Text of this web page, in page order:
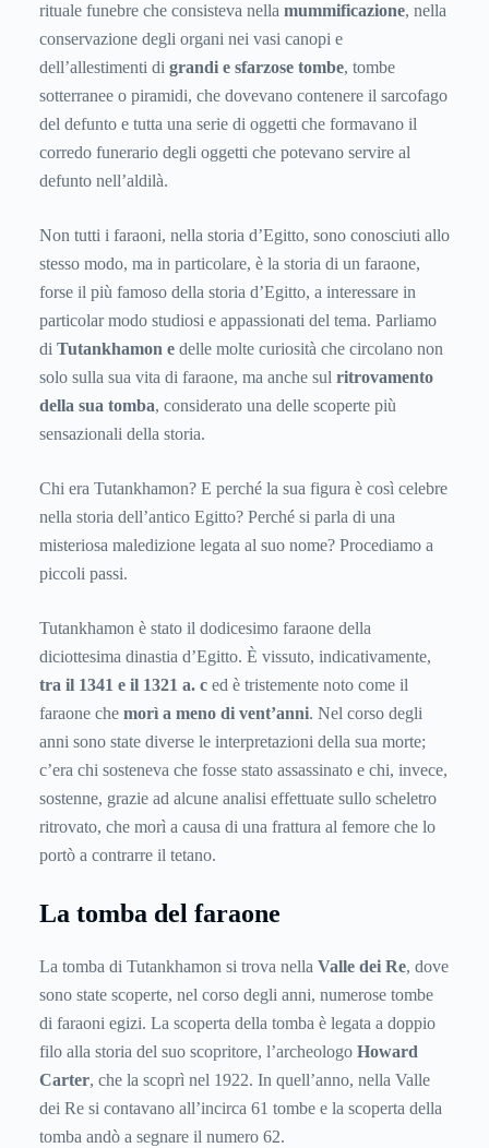
rituale funebre che consisteva nella mummificazione, nella
conservazione degli organi nei vasi canopi e
dell’allestimenti di grandi e sfarzose tombe, tombe
sotterranee o piramidi, che dovevano contenere il sarcofago
del defunto e tutta una serie di oggetti che formavano il
corredo funerario degli oggetti che potevano servire al
defunto nell’aldilà.
Non tutti i faraoni, nella storia d’Egitto, sono conosciuti allo
stesso modo, ma in particolare, è la storia di un faraone,
forse il più famoso della storia d’Egitto, a interessare in
particolar modo studiosi e appassionati del tema. Parliamo
di Tutankhamon e delle molte curiosità che circolano non
solo sulla sua vita di faraone, ma anche sul ritrovamento
della sua tomba, considerato una delle scoperte più
sensazionali della storia.
Chi era Tutankhamon? E perché la sua figura è così celebre
nella storia dell’antico Egitto? Perché si parla di una
misteriosa maledizione legata al suo nome? Procediamo a
piccoli passi.
Tutankhamon è stato il dodicesimo faraone della
diciottesima dinastia d’Egitto. È vissuto, indicativamente,
tra il 1341 e il 1321 a. c ed è tristemente noto come il
faraone che morì a meno di vent’anni. Nel corso degli
anni sono state diverse le interpretazioni della sua morte;
c’era chi sosteneva che fosse stato assassinato e chi, invece,
sostenne, grazie ad alcune analisi effettuate sullo scheletro
ritrovato, che morì a causa di una frattura al femore che lo
portò a contrarre il tetano.
La tomba del faraone
La tomba di Tutankhamon si trova nella Valle dei Re, dove
sono state scoperte, nel corso degli anni, numerose tombe
di faraoni egizi. La scoperta della tomba è legata a doppio
filo alla storia del suo scopritore, l’archeologo Howard
Carter, che la scoprì nel 1922. In quell’anno, nella Valle
dei Re si contavano all’incirca 61 tombe e la scoperta della
tomba andò a segnare il numero 62.